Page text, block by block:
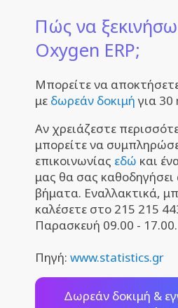
Πώς να
Oxygen ERP;
Μπορείτε να
με δωρεάν δοκιμή για 30
Αν χρειάζεστε
μπορείτε να
επικοινωνίας εδώ και
μας θα σας
βήματα. Εναλλακτικά,
καλέσετε στο 215 215
Παρασκευή 09.00 - 17.00.
Πηγή: www.statistics.gr
Δωρεάν δοκιμή &